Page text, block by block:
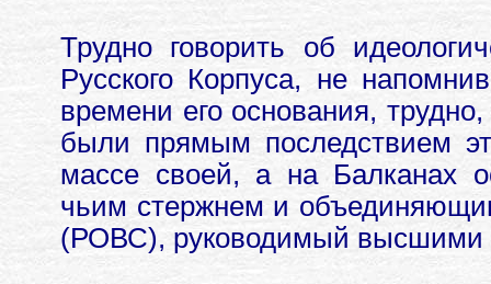
Трудно говорить об
Русского Корпуса, не
времени его основания,
были прямым последствием
массе своей, а на Балканах
чьим стержнем и
(РОВС), руководимый высшими